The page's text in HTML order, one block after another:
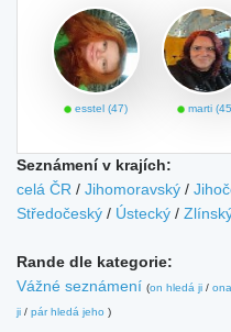
esstel (47) marti
Seznámení v krajích:
celá ČR / Jihomoravský /
Středočeský / Ústecký /
Rande dle kategorie:
Vážné seznámení (on hledá ji /
ji / pár hledá jeho )